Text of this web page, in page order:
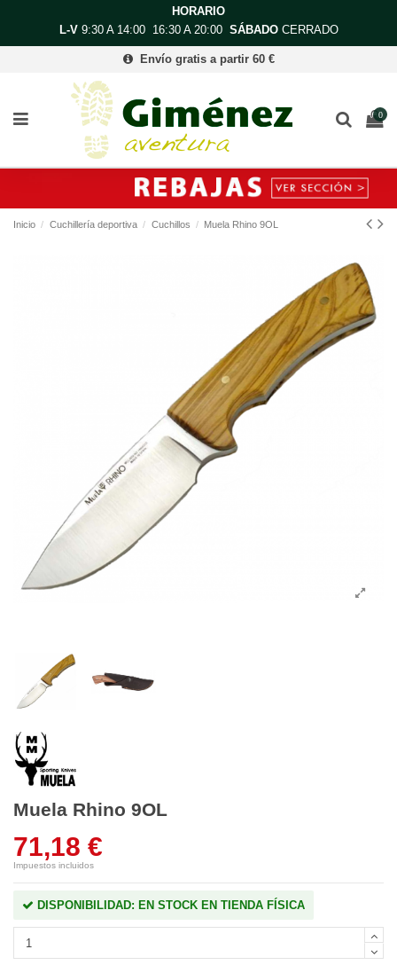
HORARIO
L-V9:30 A 14:00 16:30 A 20:00 SÁBADOCERRADO
Envío gratis a partir 60 €
0
Inicio Cuchillería deportiva Cuchillos Muela Rhino 9OL
Muela Rhino 9OL
71,18 €
Impuestos incluidos
DISPONIBILIDAD: EN STOCK EN TIENDA FÍSICA